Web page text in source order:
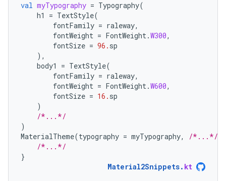
val myTypography = Typography(
h1
= TextStyle(
fontFamily = raleway,
fontWeight = FontWeight.W300,
fontSize = 96. sp
),
body1
= TextStyle(
fontFamily = raleway,
fontWeight = FontWeight.W600,
fontSize = 16. sp
)
/*...*/
)
MaterialTheme(typography = myTypography, /*...*/
/*...*/
}
Material2Snippets. kt